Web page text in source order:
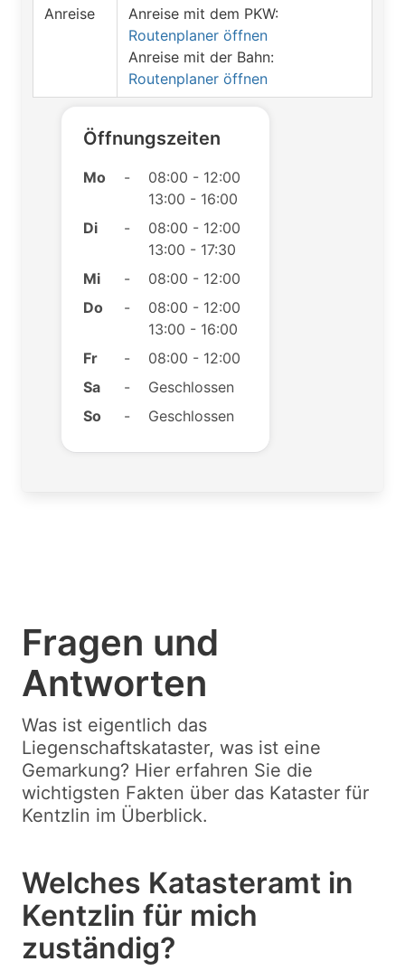
Anreise
Anreise mit dem PKW:
Routenplaner öffnen
Anreise mit der Bahn:
Routenplaner öffnen
Öffnungszeiten
Mo -
08:00 - 12:00
13:00 - 16:00
Di
-
08:00 - 12:00
13:00 - 17:30
Mi
-
08:00 - 12:00
Do
-
08:00 - 12:00
13:00 - 16:00
Fr
-
08:00 - 12:00
Sa
-
Geschlossen
So
- Geschlossen
Fragen und
Antworten
Was ist eigentlich das
Liegenschaftskataster, was ist eine
Gemarkung? Hier erfahren Sie die
wichtigsten Fakten über das Kataster für
Kentzlin im Überblick.
Welches Katasteramt in
Kentzlin für mich
zuständig?